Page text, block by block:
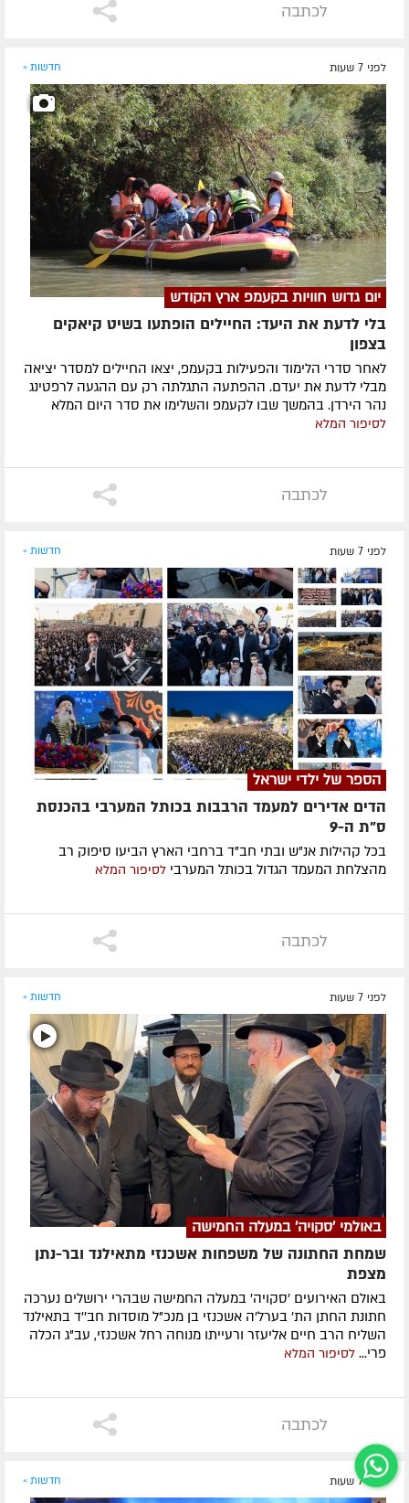
לכתבה
לפני 7 שעות חדשות »
יום גדוש חוויות בקעמפ ארץ הקודש
בלי לדעת את היעד: החיילים הופתעו בשיט קיאקים
בצפון
לאחר סדרי הלימוד והפעילות בקעמפ, יצאו החיילים למסדר יציאה
מבלי לדעת את יעדם. ההפתעה התגלתה רק עם ההגעה לרפטינג
נהר הירדן. בהמשך שבו לקעמפ והשלימו את סדר היום המלא
לסיפור המלא
לכתבה
לפני 7 שעות חדשות »
הספר של ילדי ישראל
הדים אדירים למעמד הרבבות בכותל המערבי בהכנסת
ס"ת ה-9
בכל קהילות אנ"ש ובתי חב"ד ברחבי הארץ הביעו סיפוק רב
מהצלחת המעמד הגדול בכותל המערבי לסיפור המלא
לכתבה
לפני 7 שעות חדשות »
באולמי 'סקויה' במעלה החמישה
שמחת החתונה של משפחות אשכנזי מתאילנד ובר-נתן
מצפת
באולם האירועים 'סקויה' במעלה החמישה שבהרי ירושלים נערכה
חתונת החתן הת' בערל'ה אשכנזי בן מנכ"ל מוסדות חב''ד בתאילנד
השליח הרב חיים אליעזר ורעייתו מנוחה רחל אשכנזי, עב"ג הכלה
פרי... לסיפור המלא
לכתבה
לפני 7 שעות חדשות »